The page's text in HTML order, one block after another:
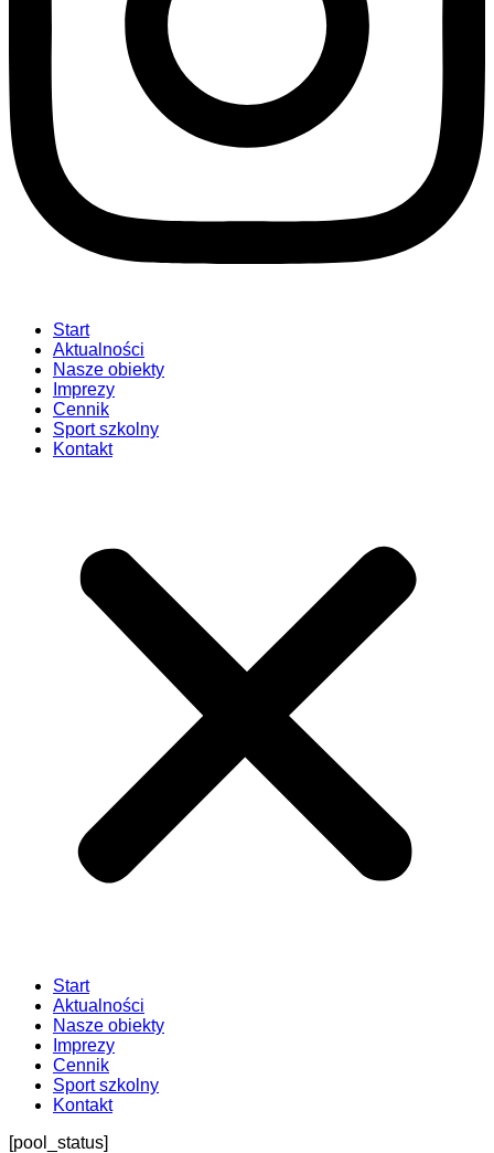
Start
Aktualności
Nasze obiekty
Imprezy
Cennik
Sport szkolny
Kontakt
Start
Aktualności
Nasze obiekty
Imprezy
Cennik
Sport szkolny
Kontakt
[pool_status]